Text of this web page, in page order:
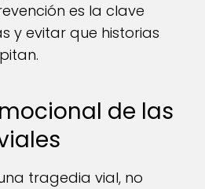
es la clave
y evitar que historias
de las
tragedia vial, no